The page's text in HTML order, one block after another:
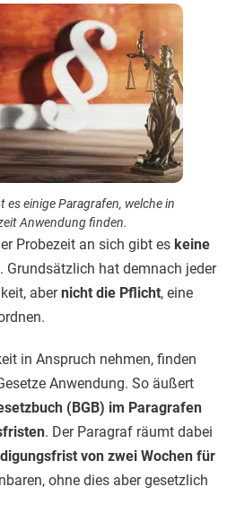
einige Paragrafen, welche in
Anwendung finden.
Probezeit an sich gibt es keine
. Grundsätzlich hat demnach jeder
abernicht die Pflicht, eine
in Anspruch nehmen, finden
Anwendung. So äußert
(BGB) im Paragrafen
. Der Paragraf räumt dabei
von zwei Wochen für
ohne dies aber gesetzlich